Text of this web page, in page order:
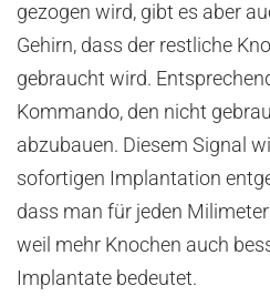
gezogen wird, gibt es aber
Gehirn, dass der restliche
gebraucht wird.
Kommando, den nicht
abzubauen. Diesem Signal
sofortigen Implantation
dass man für jeden
weil mehr Knochen auch
Implantate bedeutet.